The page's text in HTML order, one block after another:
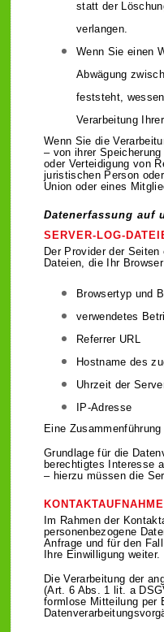
statt der
verlangen.
Wenn Sie einen
Abwägung
feststeht,
Verarbeitung
Wenn Sie die
– von ihrer
oder Verteidigung von
juristischen Person
Union oder eines
Datenerfassung auf
SERVER-LOG-
Der Provider der
Dateien, die Ihr
Browsertyp und
verwendetes
Referrer URL
Hostname des
Uhrzeit der
IP-Adresse
Eine
Grundlage für die
berechtigtes Interesse
– hierzu müssen die
KONTAKTAUFNAHME
Im Rahmen der
personenbezogene
Anfrage und für den
Ihre Einwilligung weiter.
Die Verarbeitung der
(Art. 6 Abs. 1 lit. a
formlose Mitteilung per